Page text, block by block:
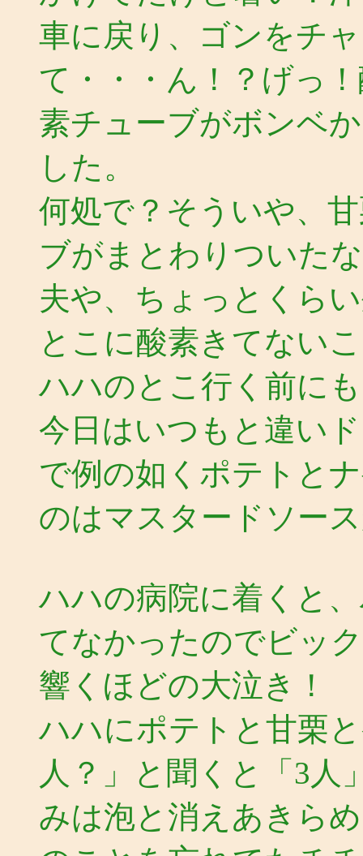
車に戻り、ゴンをチ
て・・・ん！？げっ
素チューブがボンベ
した。
何処で？そういや、
ブがまとわりついた
夫や、ちょっとくら
とこに酸素きてない
ハハのとこ行く前に
今日はいつもと違い
で例の如くポテトと
のはマスタードソー
ハハの病院に着くと
てなかったのでビッ
響くほどの大泣き！
ハハにポテトと甘栗
人？」と聞くと「3人
みは泡と消えあきら